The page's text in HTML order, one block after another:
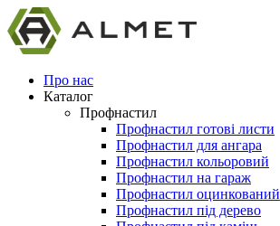
Про нас
Каталог
Профнастил
Профнастил готові листи
Профнастил для ангара
Профнастил кольоровий
Профнастил на гараж
Профнастил оцинкований
Профнастил під дерево